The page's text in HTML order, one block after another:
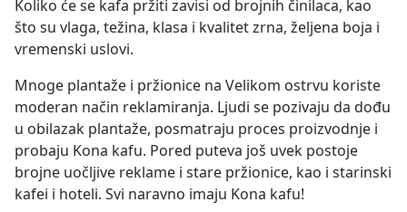
Koliko će se kafa pržiti zavisi od brojnih činilaca, kao
što su vlaga, težina, klasa i kvalitet zrna, željena boja i
vremenski uslovi.
Mnoge plantaže i pržionice na Velikom ostrvu koriste
moderan način reklamiranja. Ljudi se pozivaju da dođu
u obilazak plantaže, posmatraju proces proizvodnje i
probaju Kona kafu. Pored puteva još uvek postoje
brojne uočljive reklame i stare pržionice, kao i starinski
kafei i hoteli. Svi naravno imaju Kona kafu!